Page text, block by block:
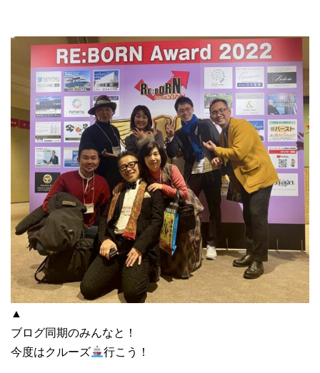
▲
ブログ同期のみんなと！
今度はクルーズ
行こう！